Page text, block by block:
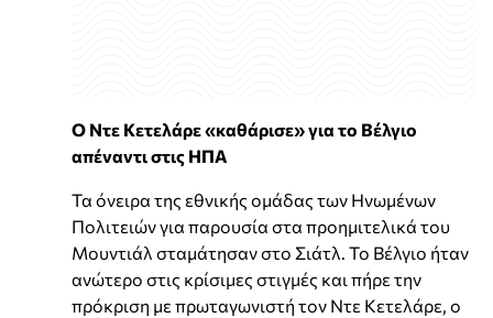
Ο Ντε Κετελάρε «καθάρισε» για το Βέλγιο
απέναντι στις ΗΠΑ
Τα όνειρα της εθνικής ομάδας των Ηνωμένων
Πολιτειών για παρουσία στα προημιτελικά του
Μουντιάλ σταμάτησαν στο Σιάτλ. Το Βέλγιο ήταν
ανώτερο στις κρίσιμες στιγμές και πήρε την
πρόκριση με πρωταγωνιστή τον Ντε Κετελάρε, ο